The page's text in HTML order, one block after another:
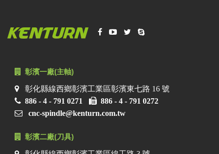
彰濱一廠(主軸)
彰化縣線西鄉彰濱工業區彰濱東七路 16 號
886 - 4 - 791 0271
886 - 4 - 791 0272
cnc-spindle@kenturn.com.tw
彰濱二廠(刀具)